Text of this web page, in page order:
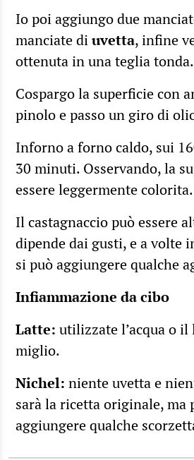
Io poi aggiungo due
manciate diuvetta, infine
ottenuta in una teglia tonda.
Cospargo la superficie con
pinolo e passo un giro di
Inforno a forno caldo, sui
30 minuti. Osservando, la
essere leggermente colorita.
Il castagnaccio può essere
dipende dai gusti, e a volte
si può aggiungere qualche
Infiammazione da cibo
Latte: utilizzate l’acqua o
miglio.
Nichel: niente uvetta e
sarà la ricetta originale, ma
aggiungere qualche